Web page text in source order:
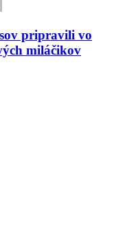
pripravili vo
miláčikov